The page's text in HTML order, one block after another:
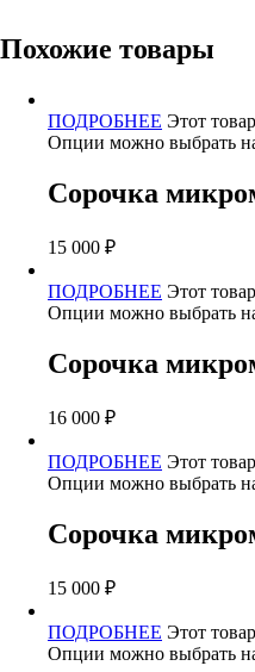
Похожие товары
ПОДРОБНЕЕ Этот
Опции можно выбрать
Сорочка
15 000 ₽
ПОДРОБНЕЕ Этот
Опции можно выбрать
Сорочка
16 000 ₽
ПОДРОБНЕЕ Этот
Опции можно выбрать
Сорочка
15 000 ₽
ПОДРОБНЕЕ Этот
Опции можно выбрать